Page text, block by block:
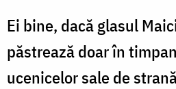
Ei bine, dacă glasul
păstrează doar în
ucenicelor sale de